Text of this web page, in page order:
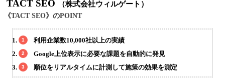
TACT SEO （株式会社ウィルゲート）
《TACT SEO》のPOINT
利用企業数10,000社以上の実績
Google上位表示に必要な課題を自動的に発見
順位をリアルタイムに計測して施策の効果を測定